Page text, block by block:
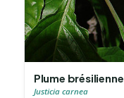
Plume brésilienne
Justicia carnea